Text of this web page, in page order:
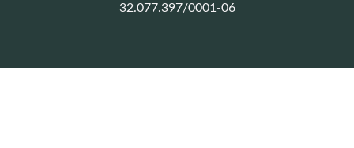
32.077.397/0001-06